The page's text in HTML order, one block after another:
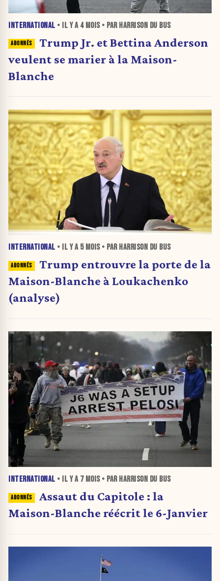
INTERNATIONAL • IL Y A 4 MOIS• PAR HARRISON DU BUS
Trump Jr. et Bettina Anderson
veulent se marier à la Maison-
Blanche
INTERNATIONAL • IL Y A 5 MOIS• PAR HARRISON DU BUS
Trump entrouvre la porte de la
Maison-Blanche à Loukachenko
(analyse)
INTERNATIONAL • IL Y A 7 MOIS• PAR HARRISON DU BUS
Assaut du Capitole : la
Maison-Blanche réécrit le 6-Janvier